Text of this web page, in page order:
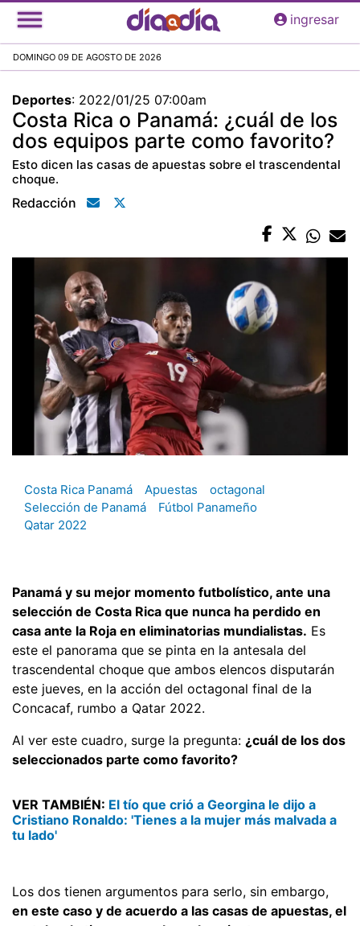
Pasar
al
principal
ingresar
DOMINGO 09 DE AGOSTO DE 2026
Deportes: 2022/01/25 07:00am
Costa Rica o Panamá: ¿cuál de los
dos equipos parte como favorito?
Esto dicen las casas de apuestas sobre el trascendental
choque.
Redacción
Costa Rica Panamá Apuestas
octagonal
Selección de Panamá
Fútbol Panameño
Qatar 2022
Panamá y su mejor momento futbolístico, ante una
selección de Costa Rica que nunca ha perdido en
casa ante la Roja en eliminatorias mundialistas. Es
este el panorama que se pinta en la antesala del
trascendental choque que ambos elencos disputarán
este jueves, en la acción del octagonal final de la
Concacaf, rumbo a Qatar 2022.
Al ver este cuadro, surge la pregunta: ¿cuál de los dos
seleccionados parte como favorito?
VER TAMBIÉN: El tío que crió a Georgina le dijo a
Cristiano Ronaldo: 'Tienes a la mujer más malvada a
tu lado'
Los dos tienen argumentos para serlo, sin embargo,
en este caso y de acuerdo a las casas de apuestas, el